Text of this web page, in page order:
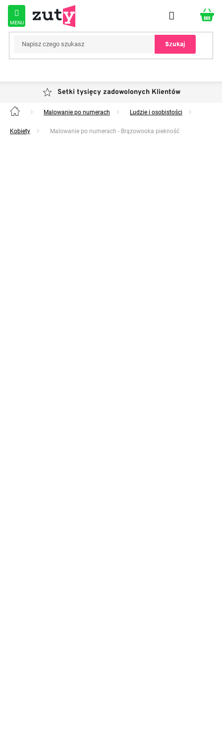
Przejść
treści
Szukaj
Setki tysięcy zadowolonych Klientów
Home Malowanie po numerach Ludzie i osobistości
Kobiety Malowanie po numerach - Brązowooka piekność